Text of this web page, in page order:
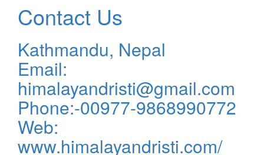
Contact Us
Kathmandu, Nepal
Email:
himalayandristi@gmail.com
Phone:-00977-9868990772
Web:
www.himalayandristi.com/